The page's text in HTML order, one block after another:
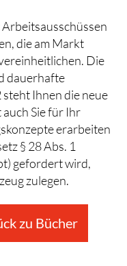
die am Markt
Die
dauerhafte
Ihnen die neue
Sie für Ihr
erarbeiten
§ 28 Abs. 1
gefordert wird,
zulegen.
zu Bücher